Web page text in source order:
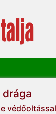
drága
védőoltással